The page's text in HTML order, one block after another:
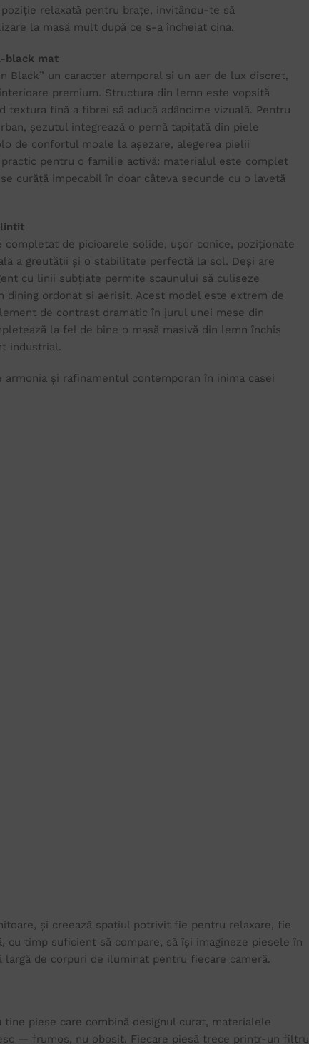
relaxată pentru brațe, invitându-te să
la masă mult după ce s-a încheiat cina.
black mat
Black” un caracter atemporal și un aer de lux discret,
premium. Structura din lemn este vopsită
textura fină a fibrei să aducă adâncime vizuală. Pentru
șezutul integrează o pernă tapițată din piele
de confortul moale la așezare, alegerea pielii
pentru o familie activă: materialul este complet
curăță impecabil în doar câteva secunde cu o lavetă
completat de picioarele solide, ușor conice, poziționate
a greutății și o stabilitate perfectă la sol. Deși are
cu linii subțiate permite scaunului să culiseze
dining ordonat și aerisit. Acest model este extrem de
de contrast dramatic în jurul unei mese din
la fel de bine o masă masivă din lemn închis
industrial.
armonia și rafinamentul contemporan în inima casei
și creează spațiul potrivit fie pentru relaxare, fie
timp suficient să compare, să își imagineze piesele în
de corpuri de iluminat pentru fiecare cameră.
piese care combină designul curat, materialele
— frumos, nu obosit. Fiecare piesă trece printr-un filtru